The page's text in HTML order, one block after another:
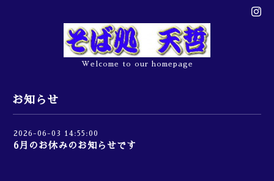
Welcome to our homepage
お知らせ
2026-06-03 14:55:00
6月のお休みのお知らせです